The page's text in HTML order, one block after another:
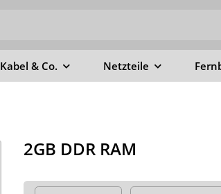
Kabel & Co. Netzteile
2GB DDR RAM